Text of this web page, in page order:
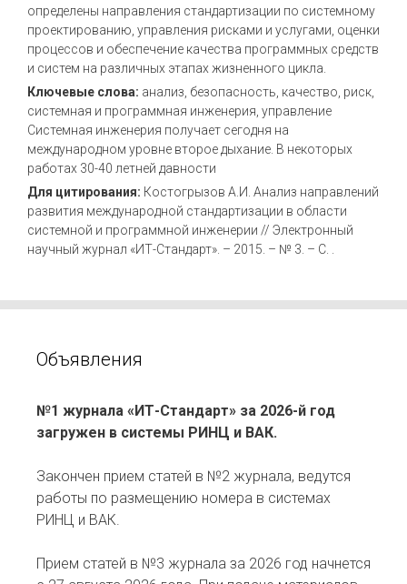
определены направления стандартизации по системному
проектированию, управления рисками и услугами, оценки
процессов и обеспечение качества программных средств
и систем на различных этапах жизненного цикла.
Ключевые слова: анализ, безопасность, качество, риск,
системная и программная инженерия, управление
Системная инженерия получает сегодня на
международном уровне второе дыхание. В некоторых
работах 30-40 летней давности
Для цитирования: Костогрызов А.И. Анализ направлений
развития международной стандартизации в области
системной и программной инженерии // Электронный
научный журнал «ИТ-Стандарт». – 2015. – № 3. – С. .
Объявления
№1 журнала «ИТ-Стандарт» за 2026-й год
загружен в системы РИНЦ и ВАК.
Закончен прием статей в №2 журнала, ведутся
работы по размещению номера в системах
РИНЦ и ВАК.
Прием статей в №3 журнала за 2026 год начнется